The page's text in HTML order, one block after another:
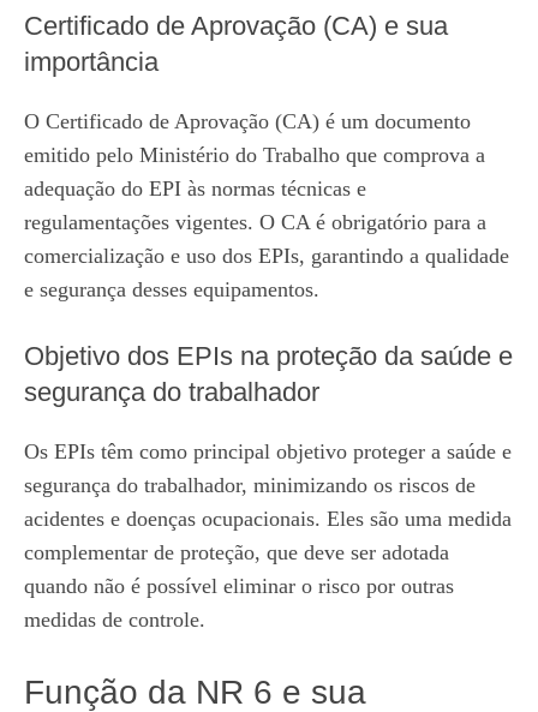
Certificado de Aprovação (CA) e sua
importância
O Certificado de Aprovação (CA) é um documento
emitido pelo Ministério do Trabalho que comprova a
adequação do EPI às normas técnicas e
regulamentações vigentes. O CA é obrigatório para a
comercialização e uso dos EPIs, garantindo a qualidade
e segurança desses equipamentos.
Objetivo dos EPIs na proteção da saúde e
segurança do trabalhador
Os EPIs têm como principal objetivo proteger a saúde e
segurança do trabalhador, minimizando os riscos de
acidentes e doenças ocupacionais. Eles são uma medida
complementar de proteção, que deve ser adotada
quando não é possível eliminar o risco por outras
medidas de controle.
Função da NR 6 e sua